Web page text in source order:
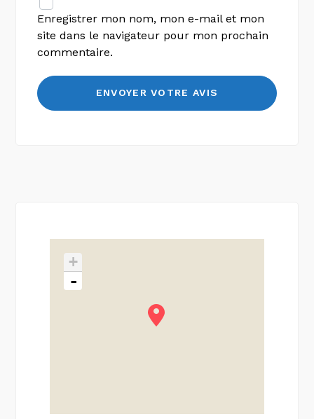
Enregistrer mon nom, mon e-mail et mon
site dans le navigateur pour mon prochain
commentaire.
+
-